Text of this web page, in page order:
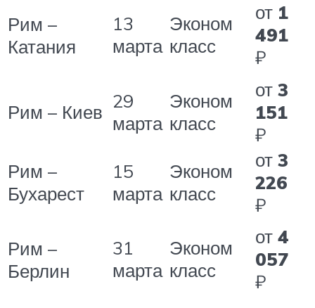
Рим –
Катания
13
марта
Эконом
класс
от 1
491
₽
Рим – Киев 29
марта
Эконом
класс
от 3
151
₽
Рим –
Бухарест
15
марта
Эконом
класс
от 3
226
₽
Рим –
Берлин
31
марта
Эконом
класс
от 4
057
₽